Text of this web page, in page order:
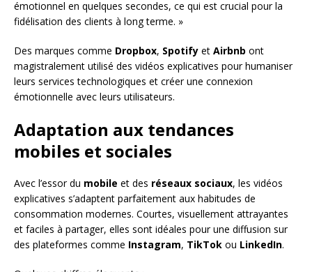
émotionnel en quelques secondes, ce qui est crucial pour la
fidélisation des clients à long terme. »
Des marques comme Dropbox, Spotify et Airbnb ont
magistralement utilisé des vidéos explicatives pour humaniser
leurs services technologiques et créer une connexion
émotionnelle avec leurs utilisateurs.
Adaptation aux tendances
mobiles et sociales
Avec l’essor du mobile et des réseaux sociaux, les vidéos
explicatives s’adaptent parfaitement aux habitudes de
consommation modernes. Courtes, visuellement attrayantes
et faciles à partager, elles sont idéales pour une diffusion sur
des plateformes comme Instagram, TikTok ou LinkedIn.